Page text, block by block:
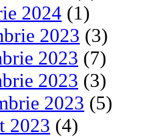
2024 (1)
2023 (3)
2023 (7)
2023 (3)
2023 (5)
2023 (4)